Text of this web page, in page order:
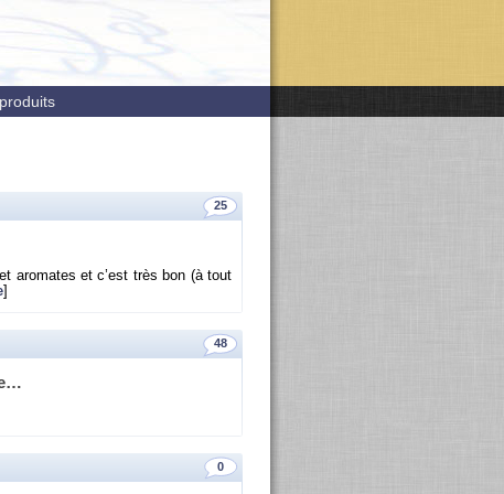
25
aro­mates et c’est très bon (à tout
]
48
0
produits